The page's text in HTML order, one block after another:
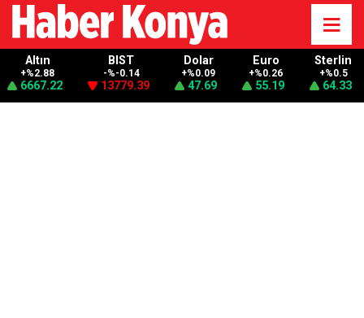
Altın
+%2.88
6667.22
BIST
-%-0.14
13779.39
Dolar
+%0.09
47.69
Euro
+%0.26
55.19
Sterlin
+%0.5
64.33